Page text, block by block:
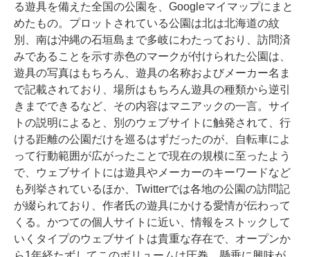
る遊具を備えた全国の公園を、Googleマイマップにまと
めたもの。プロットされている公園は北は北海道の紋
別、南は沖縄の石垣島まで多岐にわたっており、訪問済
みであることを示す赤色のマークが付けられた公園は、
遊具の写真はもちろん、遊具の名称およびメーカー名ま
で記載されており、場所はもちろん遊具の種類から逆引
きまでできるなど、その内容はマニアックの一言。サイ
トの説明によると、別のウェブサイトに触発されて、行
ける距離の公園だけを巡るはずだったのが、自転車によ
って行動範囲が広がったことで現在の規模に至ったよう
で、ウェブサイトには遊具やメーカーのキーワードなど
も列挙されているほか、Twitterでは各地の公園の訪問記
が綴られており、作者氏の遊具にかける愛情が伝わって
くる。かつての個人サイトに近い、情報をストックして
いくタイプのウェブサイトは貴重な存在で、オープンか